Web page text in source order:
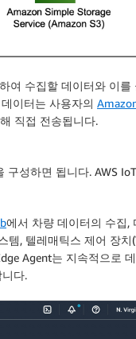
여 수집할 데이터와 이
이터는 사용자의
직접 전송됩니다.
성하면 됩니다. AWS
에서 차량 데이터의 수집,
, 텔레매틱스 제어 장치
Agent는 지속적으로
다.